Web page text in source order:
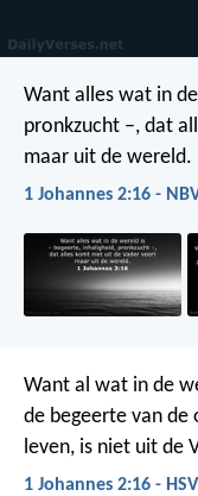
Want alles wat in
pronkzucht –, dat
maar uit de wereld.
1 Johannes 2:16 -
Want al wat in de
de begeerte van de
leven, is niet uit de
1 Johannes 2:16 - HSV